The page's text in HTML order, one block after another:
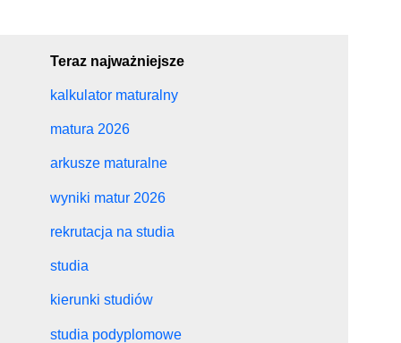
Teraz najważniejsze
kalkulator maturalny
matura 2026
arkusze maturalne
wyniki matur 2026
rekrutacja na studia
studia
kierunki studiów
studia podyplomowe